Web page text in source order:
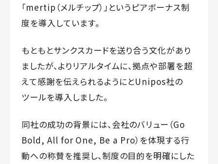
「mertip（メルチップ）」というピアボーナス制
度を導入しています。
もともとサンクスカードを送り合う文化があり
ましたが、よりリアルタイムに、拠点や部署を超
えて感謝を伝えられるようにとUnipos社の
ツールを導入しました。
同社の成功の背景には、会社のバリュー（Go
Bold, All for One, Be a Pro）を体現する行
動への称賛を推奨し、制度の目的を明確にした